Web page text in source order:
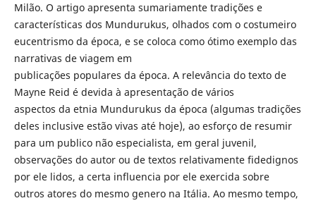
Milão. O artigo apresenta sumariamente tradições e
características dos Mundurukus, olhados com o costumeiro
eucentrismo da época, e se coloca como ótimo exemplo das
narrativas de viagem em
publicações populares da época. A relevância do texto de
Mayne Reid é devida à apresentação de vários
aspectos da etnia Mundurukus da época (algumas tradições
deles inclusive estão vivas até hoje), ao esforço de resumir
para um publico não especialista, em geral juvenil,
observações do autor ou de textos relativamente fidedignos
por ele lidos, a certa influencia por ele exercida sobre
outros atores do mesmo genero na Itália. Ao mesmo tempo,